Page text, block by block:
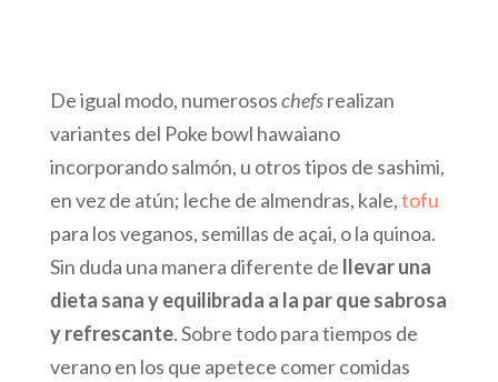
De igual modo, numerososchefsrealizan
variantes del Poke bowl hawaiano
incorporando salmón, u otros tipos de sashimi,
en vez de atún; leche de almendras, kale,tofu
para los veganos, semillas de açai, o la quinoa.
Sin duda una manera diferente de llevar una
dieta sana y equilibrada a la par que sabrosa
y refrescante. Sobre todo para tiempos de
verano en los que apetece comer comidas